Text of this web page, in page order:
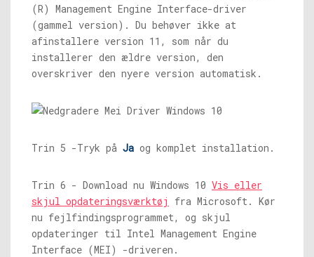
(R) Management Engine Interface-driver
(gammel version). Du behøver ikke at
afinstallere version 11, som når du
installerer den ældre version, den
overskriver den nyere version automatisk.
Trin 5 -Tryk på Ja og komplet installation.
Trin 6 - Download nu Windows 10 Vis eller
skjul opdateringsværktøj
fra Microsoft. Kør
nu fejlfindingsprogrammet, og skjul
opdateringer til Intel Management Engine
Interface (MEI) -driveren.